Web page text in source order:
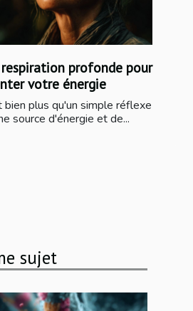
respiration profonde pour
votre énergie
bien plus qu'un simple réflexe
source d'énergie et de...
sujet